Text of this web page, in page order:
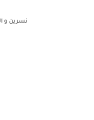
نسرين و